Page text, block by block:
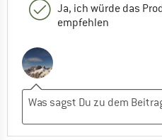
Ja, ich würde das
empfehlen